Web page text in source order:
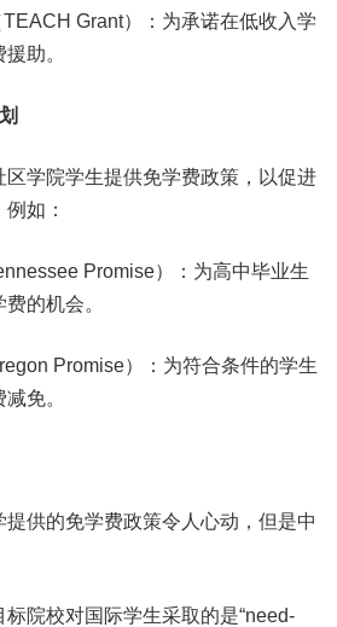
Grant）：为承诺在低收入学
助。
学院学生提供免学费政策，以促进
如：
Promise）：为高中毕业生
的机会。
Promise）：为符合条件的学生
免。
提供的免学费政策令人心动，但是中
院校对国际学生采取的是“need-